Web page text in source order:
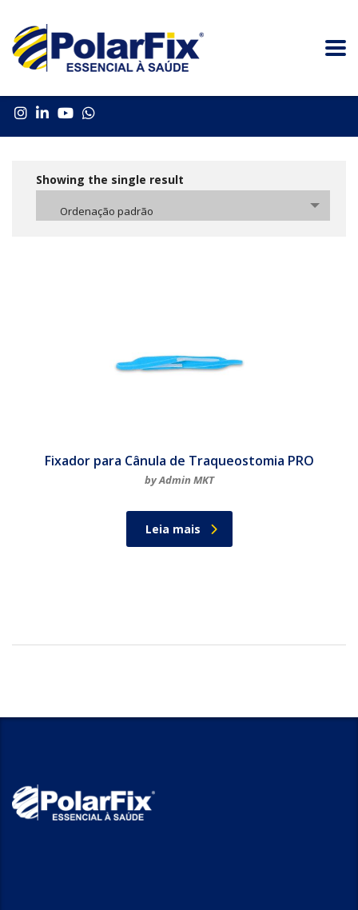
Showing the single result
Ordenação padrão
Fixador para Cânula de Traqueostomia PRO
by Admin MKT
Leia mais